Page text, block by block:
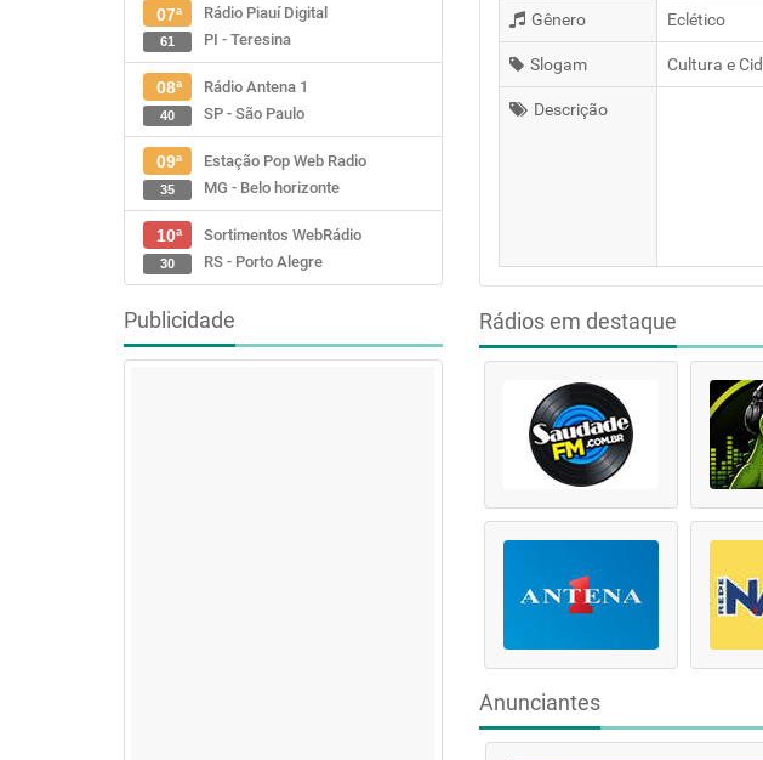
07ª
Rádio Piauí Digital
PI - Teresina
61
08ª
Rádio Antena 1
SP - São Paulo
40
09ª
Estação Pop Web Radio
MG - Belo horizonte
35
10ª
Sortimentos WebRádio
RS - Porto Alegre
30
Publicidade
Gênero Eclético
Slogam Cultura e
Descrição
Rádios em destaque
Anunciantes